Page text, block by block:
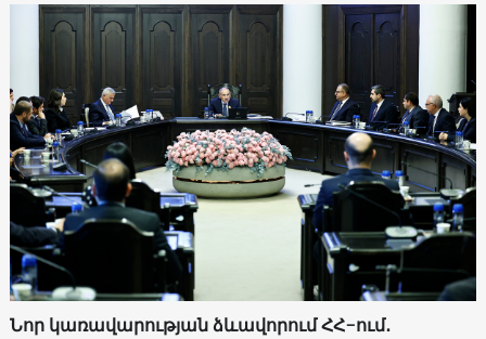
Նոր կառավարության ձևավորում ՀՀ-ում․